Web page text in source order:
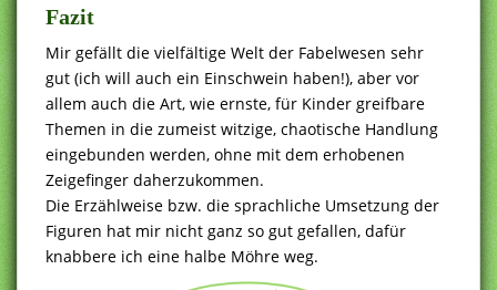
Fazit
Mir gefällt die vielfältige Welt der Fabelwesen sehr
gut (ich will auch ein Einschwein haben!), aber vor
allem auch die Art, wie ernste, für Kinder greifbare
Themen in die zumeist witzige, chaotische Handlung
eingebunden werden, ohne mit dem erhobenen
Zeigefinger daherzukommen.
Die Erzählweise bzw. die sprachliche Umsetzung der
Figuren hat mir nicht ganz so gut gefallen, dafür
knabbere ich eine halbe Möhre weg.